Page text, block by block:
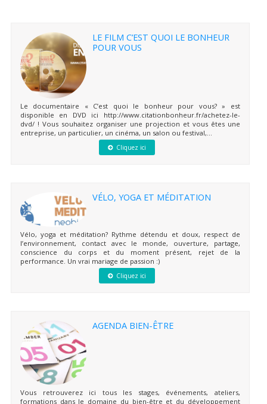
LE FILM C’EST QUOI LE BONHEUR
POUR VOUS
Le documentaire « C’est quoi le bonheur pour vous? » est
disponible en DVD ici http://www.citationbonheur.fr/achetez-le-
dvd/ ! Vous souhaitez organiser une projection et vous êtes une
entreprise, un particulier, un cinéma, un salon ou festival,...
Cliquez ici
VÉLO, YOGA ET MÉDITATION
Vélo, yoga et méditation? Rythme détendu et doux, respect de
l’environnement, contact avec le monde, ouverture, partage,
conscience du corps et du moment présent, rejet de la
performance. Un vrai mariage de passion :)
Cliquez ici
AGENDA BIEN-ÊTRE
Vous retrouverez ici tous les stages, événements, ateliers,
formations dans le domaine du bien-être et du développement